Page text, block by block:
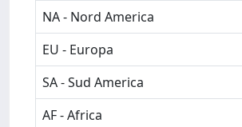
NA - Nord America
EU - Europa
SA - Sud America
AF - Africa